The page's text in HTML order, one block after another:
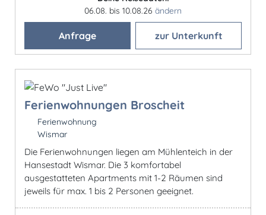
06.08. bis 10.08.26 ändern
Anfrage zur Unterkunft
Ferienwohnungen Broscheit
Ferienwohnung
Wismar
Die Ferienwohnungen liegen am Mühlenteich in der
Hansestadt Wismar. Die 3 komfortabel
ausgestatteten Apartments mit 1-2 Räumen sind
jeweils für max. 1 bis 2 Personen geeignet.